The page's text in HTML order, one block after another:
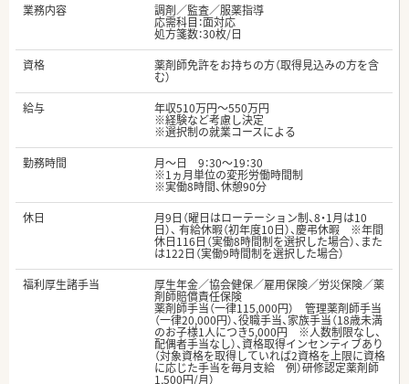
業務内容
調剤／監査／服薬指導
応需科目：面対応
処方箋数：30枚/日
資格
薬剤師免許をお持ちの方（取得見込みの方を含
む）
給与
年収510万円～550万円
※経験など考慮し決定
※選択制の就業コースによる
勤務時間
月～日 9：30～19：30
※1ヵ月単位の変形労働時間制
※実働8時間、休憩90分
休日
月9日（曜日はローテーション制、8・1月は10
日）、 有給休暇（初年度10日）、慶弔休暇 ※年間
休日116日（実働8時間制を選択した場合）、また
は122日（実働9時間制を選択した場合）
福利厚生諸手当
厚生年金／協会健保／雇用保険／労災保険／薬
剤師賠償責任保険
薬剤師手当（一律115,000円） 管理薬剤師手当
（一律20,000円）、役職手当、家族手当（18歳未満
のお子様1人につき5,000円 ※人数制限なし、
配偶者手当なし）、資格取得インセンティブあり
（対象資格を取得していれば2資格を上限に資格
に応じた手当を毎月支給 例）研修認定薬剤師
1,500円/月）